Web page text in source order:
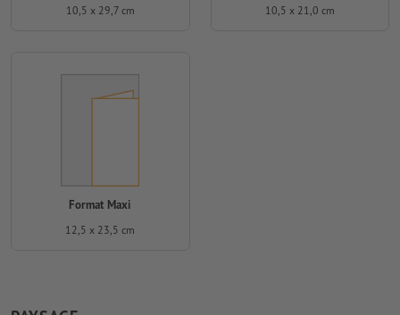
10,5 x 29,7 cm 10,5 x 21,0 cm
Format Maxi
12,5 x 23,5 cm